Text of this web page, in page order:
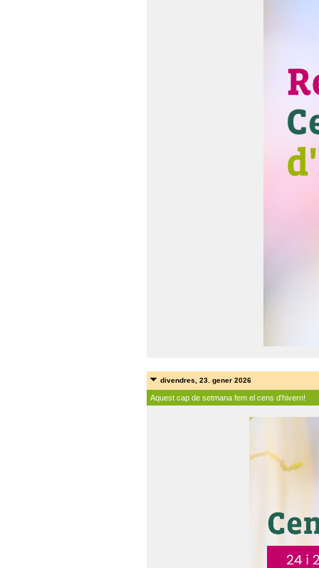
divendres, 23. gener 2026
Aquest cap de setmana fem el cens d'hivern!